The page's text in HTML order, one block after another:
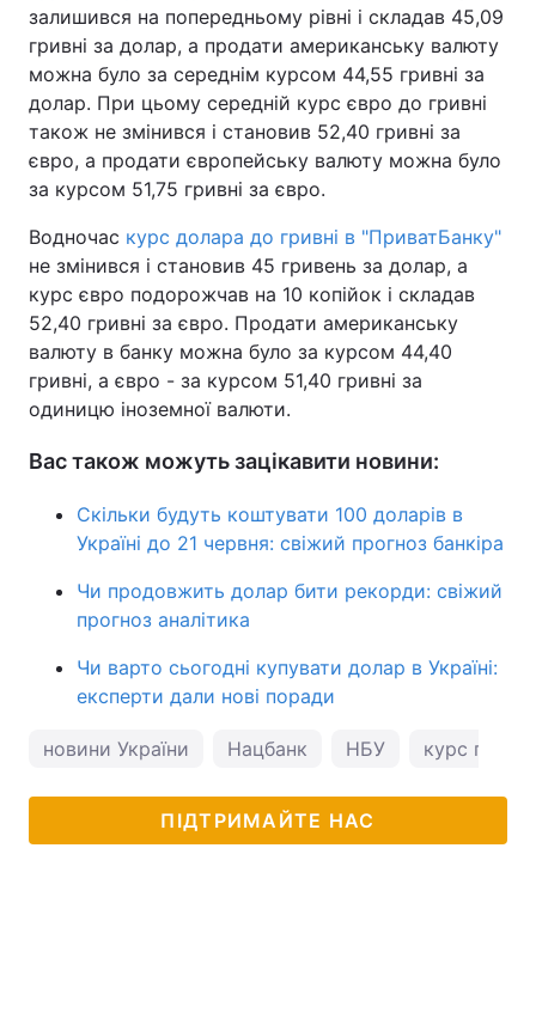
Тема оформлення
залишився на попередньому рівні і складав 45,09
гривні за долар, а продати американську валюту
можна було за середнім курсом 44,55 гривні за
долар. При цьому середній курс євро до гривні
також не змінився і становив 52,40 гривні за
євро, а продати європейську валюту можна було
за курсом 51,75 гривні за євро.
Водночас курс долара до гривні в "ПриватБанку"
не змінився і становив 45 гривень за долар, а
курс євро подорожчав на 10 копійок і складав
52,40 гривні за євро. Продати американську
валюту в банку можна було за курсом 44,40
гривні, а євро - за курсом 51,40 гривні за
одиницю іноземної валюти.
Вас також можуть зацікавити новини:
Скільки будуть коштувати 100 доларів в
Україні до 21 червня: свіжий прогноз банкіра
Чи продовжить долар бити рекорди: свіжий
прогноз аналітика
Чи варто сьогодні купувати долар в Україні:
експерти дали нові поради
новини України Нацбанк НБУ курс гривні
ПІДТРИМАЙТЕ НАС